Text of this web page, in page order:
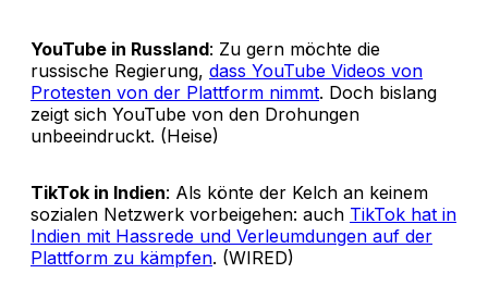
YouTube in Russland: Zu gern möchte die
russische Regierung, dass YouTube Videos von
Protesten von der Plattform nimmt. Doch bislang
zeigt sich YouTube von den Drohungen
unbeeindruckt. (Heise)
TikTok in Indien: Als könte der Kelch an keinem
sozialen Netzwerk vorbeigehen: auch TikTok hat in
Indien mit Hassrede und Verleumdungen auf der
Plattform zu kämpfen. (WIRED)